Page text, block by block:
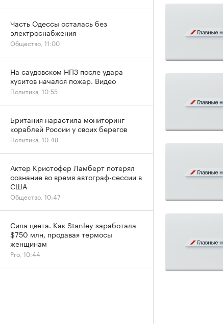
Часть Одессы осталась без
электроснабжения
Общество, 11:00
На саудовском НПЗ после удара
хуситов начался пожар. Видео
Политика, 10:55
Британия нарастила мониторинг
кораблей России у своих берегов
Политика, 10:48
Актер Кристофер Ламберт потерял
сознание во время автограф-сессии в
США
Общество, 10:47
Сила цвета. Как Stanley заработала
$750 млн, продавая термосы
женщинам
Pro, 10:44